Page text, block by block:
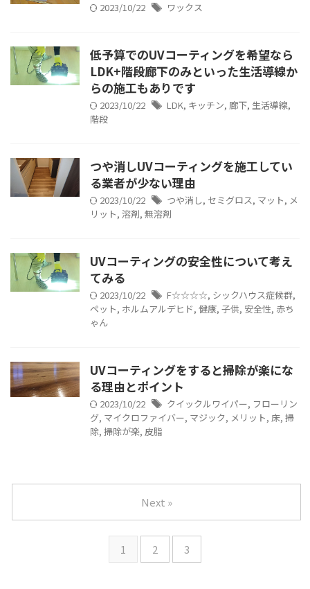
2023/10/22 ワックス
低予算でのUVコーティングを希望なら
LDK+階段廊下のみといった生活導線か
らの施工もありです
2023/10/22 LDK, キッチン, 廊下, 生活導線,
階段
つや消しUVコーティングを施工してい
る業者が少ない理由
2023/10/22 つや消し, セミグロス, マット, メ
リット, 溶剤, 無溶剤
UVコーティングの安全性について考え
てみる
2023/10/22 F☆☆☆☆, シックハウス症候群,
ペット, ホルムアルデヒド, 健康, 子供, 安全性, 赤ち
ゃん
UVコーティングをすると掃除が楽にな
る理由とポイント
2023/10/22 クイックルワイパー, フローリン
グ, マイクロファイバー, マジック, メリット, 床, 掃
除, 掃除が楽, 皮脂
1 2 3
Next »